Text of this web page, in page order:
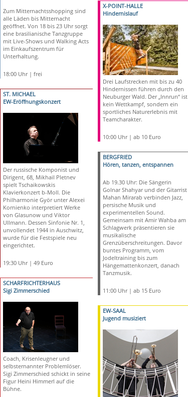
Zum Mitternachtsshopping sind
alle Läden bis Mitternacht
geöffnet. Von 18 bis 23 Uhr sorgt
eine brasilianische Tanzgruppe
mit Live-Shows und Walking Acts
im Einkaufszentrum für
Unterhaltung.
18:00 Uhr | frei
ST. MICHAEL
EW-Eröffnungskonzert
Der russische Komponist und
Dirigent, 68, Mikhail Pletnev
spielt Tschaikowskis
Klavierkonzert b-Moll. Die
Philharmonie Györ unter Alexei
Kornienko interpretiert Werke
von Glasunow und Viktor
Ullmann. Dessen Sinfonie Nr. 1,
unvollendet 1944 in Auschwitz,
wurde für die Festspiele neu
eingerichtet.
19:30 Uhr | 49 Euro
SCHARFRICHTERHAUS
Sigi Zimmerschied
Coach, Krisenleugner und
selbsternannter Problemlöser.
Sigi Zimmerschied schickt in seine
Figur Heini Himmerl auf die
Bühne.
X-POINT-HALLE
Hindernislauf
Drei Laufstrecken mit bis zu 40
Hindernissen führen durch den
Neuburger Wald. Der „Innrun“ ist
kein Wettkampf, sondern ein
sportliches Naturerlebnis mit
Teamcharakter.
10:00 Uhr | ab 10 Euro
BERGFRIED
Hören, tanzen, entspannen
Ab 19.30 Uhr: Die Sängerin
Golnar Shahyar und der Gitarrist
Mahan Mirarab verbinden Jazz,
persische Musik und
experimentellen Sound.
Gemeinsam mit Amir Wahba am
Schlagwerk präsentieren sie
musikalische
Grenzüberschreitungen. Davor
buntes Programm, vom
Jodeltraining bis zum
Hängemattenkonzert, danach
Tanzmusik.
11:00 Uhr | ab 15 Euro
EW-SAAL
Jugend musiziert